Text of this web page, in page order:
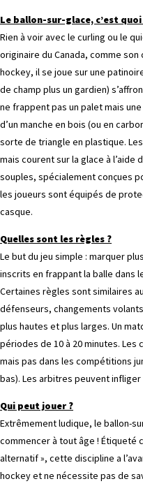
Le ballon-sur-glace, c’est quoi
Rien à voir avec le curling ou le
originaire du Canada, comme
hockey, il se joue sur une
de champ plus un gardien)
ne frappent pas un palet mais
d’un manche en bois (ou en
sorte de triangle en plastique.
mais courent sur la glace à
souples, spécialement conçues
les joueurs sont équipés de
casque.
Quelles sont les règles ?
Le but du jeu simple : marquer
inscrits en frappant la balle dans
Certaines règles sont similaires
défenseurs, changements
plus hautes et plus larges. Un
périodes de 10 à 20 minutes.
mais pas dans les compétitions
bas). Les arbitres peuvent
Qui peut jouer ?
Extrêmement ludique, le ballon-
commencer à tout âge ! Étiqueté
alternatif », cette discipline a
hockey et ne nécessite pas de